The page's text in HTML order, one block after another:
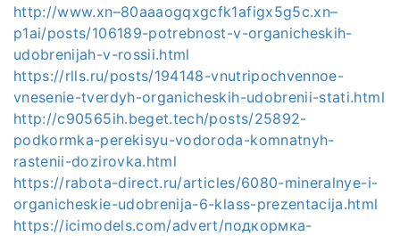
http://www.xn–80aaaogqxgcfk1afigx5g5c.xn–
p1ai/posts/106189-potrebnost-v-organicheskih-
udobrenijah-v-rossii.html
https://rlls.ru/posts/194148-vnutripochvennoe-
vnesenie-tverdyh-organicheskih-udobrenii-stati.html
http://c90565ih.beget.tech/posts/25892-
podkormka-perekisyu-vodoroda-komnatnyh-
rastenii-dozirovka.html
https://rabota-direct.ru/articles/6080-mineralnye-i-
organicheskie-udobrenija-6-klass-prezentacija.html
https://icimodels.com/advert/подкормка-